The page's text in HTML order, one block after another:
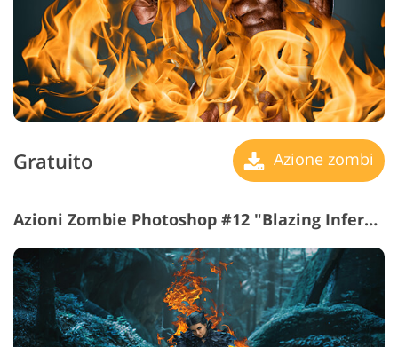
Gratuito Azione zombi
Azioni Zombie Photoshop #12 "Blazing Inferno"